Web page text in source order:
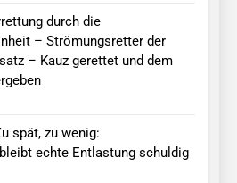
durch die
– Strömungsretter der
– Kauz gerettet und dem
spät, zu wenig:
echte Entlastung schuldig